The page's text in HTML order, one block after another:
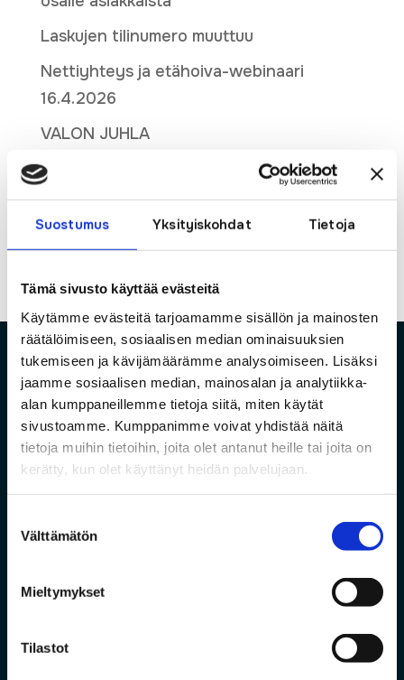
Suostumus Yksityiskohdat Tietoja
Tämä sivusto käyttää evästeitä
Käytämme evästeitä tarjoamamme sisällön ja mainosten
räätälöimiseen, sosiaalisen median ominaisuuksien
tukemiseen ja kävijämäärämme analysoimiseen. Lisäksi
jaamme sosiaalisen median, mainosalan ja analytiikka-
alan kumppaneillemme tietoja siitä, miten käytät
sivustoamme. Kumppanimme voivat yhdistää näitä
tietoja muihin tietoihin, joita olet antanut heille tai joita on
kerätty, kun olet käyttänyt heidän palvelujaan.
valinta
Välttämätön
Mieltymykset
Tilastot
Laskujen tilinumero muuttuu
Nettiyhteys ja etähoiva-webinaari
16.4.2026
VALON JUHLA
(no title)
Recent Comments
No comments to show.
Arkisin klo 8–17